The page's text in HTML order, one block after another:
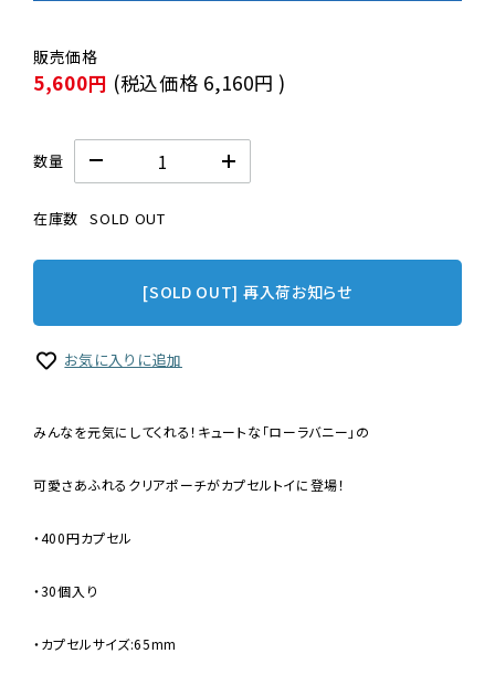
5,600円 (税込価格 6,160円 )
数量
在庫数 SOLD OUT
[SOLD OUT] 再入荷お知らせ
お気に入りに追加
みんなを元気にしてくれる！キュートな「ローラバニー」の
可愛さあふれるクリアポーチがカプセルトイに登場！
・400円カプセル
・30個入り
・カプセルサイズ:65mm